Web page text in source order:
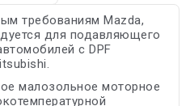
требованиям Mazda,
для подавляющего
с DPF
малозольное моторное